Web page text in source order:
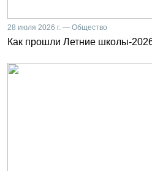
28 июля 2026 г. — Общество
Как прошли Летние школы-